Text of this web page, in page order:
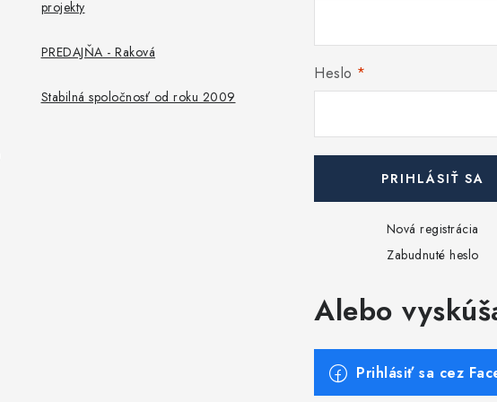
projekty
PREDAJŇA - Raková
Stabilná spoločnosť od roku 2009
Heslo
PRIHLÁSIŤ SA
Nová registrácia
Zabudnuté heslo
Alebo
Prihlásiť sa cez